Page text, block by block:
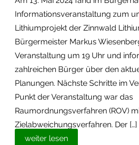
Informationsveranstaltung zum
Lithiumprojekt der Zinnwald
Bürgermeister Markus
Veranstaltung um 19 Uhr und
zahlreichen Bürger über den
Planungen. Nächste Schritte im
Punkt der Veranstaltung war das
Raumordnungsverfahren (ROV)
Zielabweichungsverfahren. Der […]
weiter lesen